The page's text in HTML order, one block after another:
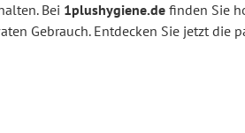
Bei 1plushygiene.de finden Sie
Gebrauch. Entdecken Sie jetzt die